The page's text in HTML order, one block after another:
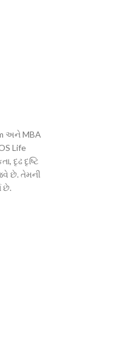
અને MBA
Life
દૃઢ દૃષ્ટિ
છે. તેમની
છે.